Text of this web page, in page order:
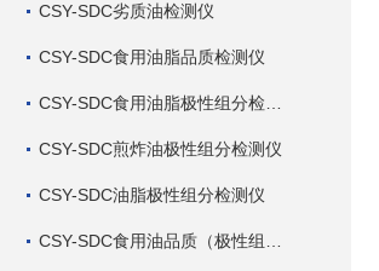
CSY-SDC劣质油检测仪
CSY-SDC食用油脂品质检测仪
CSY-SDC煎炸油极性组分检测仪
CSY-SDC油脂极性组分检测仪